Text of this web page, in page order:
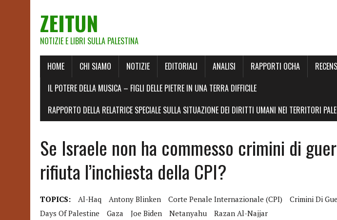
ZEITUN
NOTIZIE E LIBRI SULLA PALESTINA
HOME CHI SIAMO NOTIZIE EDITORIALI ANALISI RAPPORTI OCHA
IL POTERE DELLA MUSICA – FIGLI DELLE PIETRE IN UNA TERRA DIFFICILE
RAPPORTO DELLA RELATRICE SPECIALE SULLA SITUAZIONE DEI DIRITTI UMANI NEI TERRITORI
Se Israele non ha commesso crimini di
rifiuta l’inchiesta della CPI?
TOPICS: Al-Haq Antony Blinken Corte Penale Internazionale (CPI)
Crimini Di
Days Of Palestine
Gaza Joe Biden Netanyahu Razan Al-Najjar